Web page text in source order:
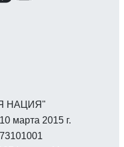
НАЦИЯ"
марта 2015 г.